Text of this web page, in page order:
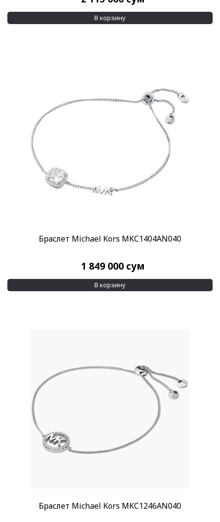
В корзину
Браслет Michael Kors MKC1404AN040
1 849 000 сум
В корзину
Браслет Michael Kors MKC1246AN040